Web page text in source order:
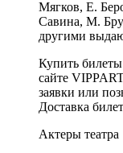
Мягков, Е.
Савина, М.
другими
Купить
сайте
заявки или
Доставка
Актеры театра